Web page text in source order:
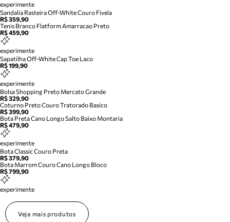
experimente
Sandalia Rasteira Off-White Couro Fivela
R$ 359,90
Tenis Branco Flatform Amarracao Preto
R$ 459,90
experimente
Sapatilha Off-White Cap Toe Laco
R$ 199,90
experimente
Bolsa Shopping Preto Mercato Grande
R$ 329,90
Coturno Preto Couro Tratorado Basico
R$ 399,90
Bota Preta Cano Longo Salto Baixo Montaria
R$ 479,90
experimente
Bota Classic Couro Preta
R$ 379,90
Bota Marrom Couro Cano Longo Bloco
R$ 799,90
experimente
Veja mais produtos